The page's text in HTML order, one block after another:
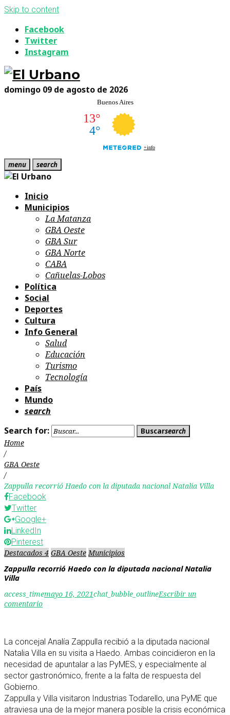
Skip to content
Facebook
Twitter
Instagram
domingo 09 de agosto de 2026
menu search
Inicio
Municipios
La Matanza
GBA Oeste
GBA Sur
GBA Norte
CABA
Cañuelas-Lobos
Política
Social
Deportes
Cultura
Info General
Salud
Educación
Turismo
Tecnología
País
Mundo
search
Search for:
Buscarsearch
Home
/
GBA Oeste
/
Zappulla recorrió Haedo con la diputada nacional Natalia Villa
Facebook
Twitter
Google+
LinkedIn
Pinterest
Destacados 4 GBA Oeste Municipios
Zappulla recorrió Haedo con la diputada nacional Natalia
Villa
access_timemayo 16, 2021chat_bubble_outlineEscribir un
comentario
La concejal Analía Zappulla recibió a la diputada nacional
Natalia Villa en su visita a Haedo. Ambas coincidieron en la
necesidad de apuntalar a las PyMES, y especialmente al
sector gastronómico, frente a la falta de respuesta del
Gobierno.
Zappulla y Villa visitaron Industrias Todarello, una PyME que
atraviesa una de la mejor manera posible la crisis económica